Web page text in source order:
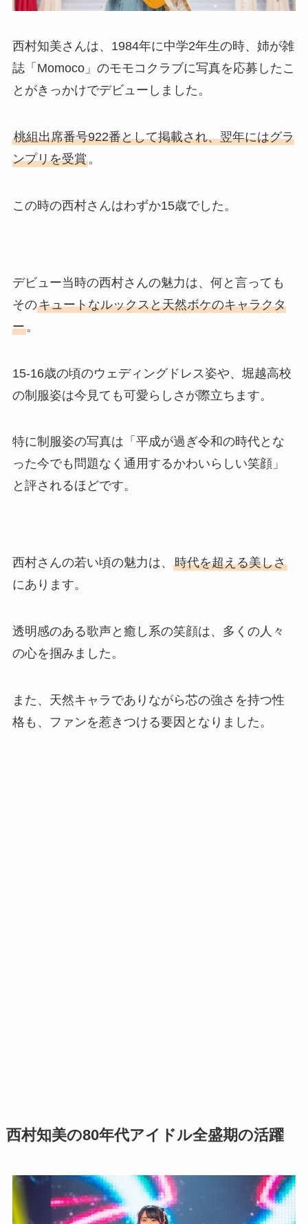
西村知美さんは、1984年に中学2年生の時、姉が雑
誌「Momoco」のモモコクラブに写真を応募したこ
とがきっかけでデビューしました。
桃組出席番号922番として掲載され、翌年にはグラ
ンプリを受賞。
この時の西村さんはわずか15歳でした。
デビュー当時の西村さんの魅力は、何と言っても
そのキュートなルックスと天然ボケのキャラクタ
ー。
15-16歳の頃のウェディングドレス姿や、堀越高校
の制服姿は今見ても可愛らしさが際立ちます。
特に制服姿の写真は「平成が過ぎ令和の時代とな
った今でも問題なく通用するかわいらしい笑顔」
と評されるほどです。
西村さんの若い頃の魅力は、 時代を超える美しさ
にあります。
透明感のある歌声と癒し系の笑顔は、多くの人々
の心を掴みました。
また、天然キャラでありながら芯の強さを持つ性
格も、ファンを惹きつける要因となりました。
西村知美の80年代アイドル全盛期の活躍